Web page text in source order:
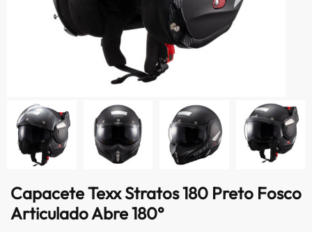
Capacete Texx Stratos 180 Preto Fosco
Articulado Abre 180°